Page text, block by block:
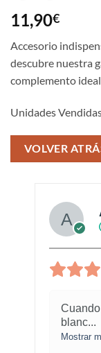
11,90€
Accesorio
descubre nuestra
complemento
Unidades
VOLVER
blanc...
Mostrar